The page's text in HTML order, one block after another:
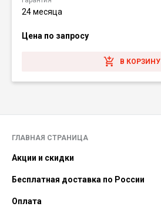
24 месяца
Цена по запросу
В КОРЗИНУ
ГЛАВНАЯ СТРАНИЦА
Акции и скидки
Бесплатная доставка по России
Оплата